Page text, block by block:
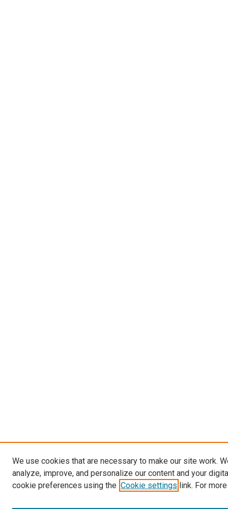
We use cookies that are necessary to make our site work.
analyze, improve, and personalize our content and your
cookie preferences using the Cookie settings link. For